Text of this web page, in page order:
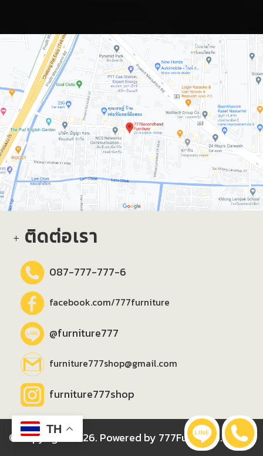
TH
ติดต่อเรา
087-777-777-6
facebook.com/777furniture
@furniture777
furniture777shop@gmail.com
furniture777shop
© Copyright 2026. Powered by 777Furniture.